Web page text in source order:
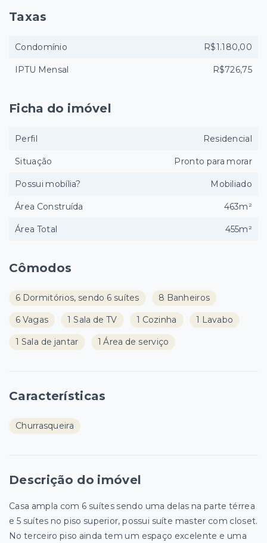
Cômodos
6 Dormitórios, sendo 6 suítes 8 Banheiros
6 Vagas 1 Sala de TV 1 Cozinha 1 Lavabo
1 Sala de jantar 1 Área de serviço
Características
Churrasqueira
Descrição do imóvel
Casa ampla com 6 suítes sendo uma delas na parte térrea
e 5 suítes no piso superior, possui suíte master com closet.
No terceiro piso ainda tem um espaço excelente e uma
Taxas
Condomínio R$1.180,00
IPTU Mensal R$726,75
Ficha do imóvel
Perfil Residencial
Situação Pronto para morar
Possui mobília? Mobiliado
Área Construída 463m²
Área Total 455m²